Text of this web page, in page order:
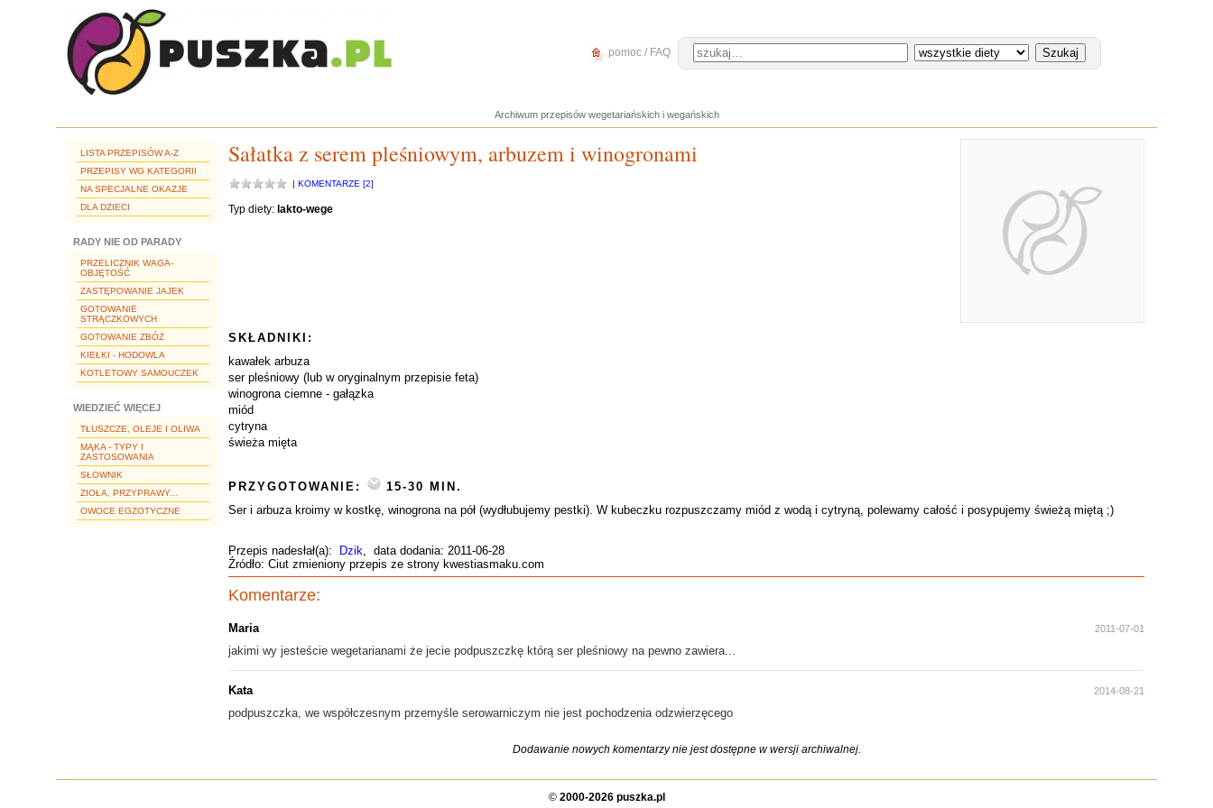
pomoc / FAQ
Archiwum przepisów wegetariańskich i wegańskich
LISTA PRZEPISÓW A-Z
PRZEPISY WG KATEGORII
NA SPECJALNE OKAZJE
DLA DZIECI
RADY NIE OD PARADY
PRZELICZNIK WAGA-
OBJĘTOŚĆ
ZASTĘPOWANIE JAJEK
GOTOWANIE
STRĄCZKOWYCH
GOTOWANIE ZBÓŻ
KIEŁKI - HODOWLA
KOTLETOWY SAMOUCZEK
WIEDZIEĆ WIĘCEJ
TŁUSZCZE, OLEJE I OLIWA
MĄKA - TYPY I
ZASTOSOWANIA
SŁOWNIK
ZIOŁA, PRZYPRAWY...
OWOCE EGZOTYCZNE
Sałatka z serem pleśniowym, arbuzem i winogronami
| KOMENTARZE [2]
Typ diety: lakto-wege
SKŁADNIKI:
kawałek arbuza
ser pleśniowy (lub w oryginalnym przepisie feta)
winogrona ciemne - gałązka
miód
cytryna
świeża mięta
PRZYGOTOWANIE:
15-30 MIN.
Ser i arbuza kroimy w kostkę, winogrona na pół (wydłubujemy pestki). W kubeczku rozpuszczamy miód z wodą i cytryną, polewamy całość i posypujemy świeżą miętą ;)
Przepis nadesłał(a): Dzik, data dodania: 2011-06-28
Źródło: Ciut zmieniony przepis ze strony kwestiasmaku.com
Komentarze:
Maria 2011-07-01
jakimi wy jesteście wegetarianami że jecie podpuszczkę którą ser pleśniowy na pewno zawiera...
Kata 2014-08-21
podpuszczka, we współczesnym przemyśle serowarniczym nie jest pochodzenia odzwierzęcego
Dodawanie nowych komentarzy nie jest dostępne w wersji archiwalnej.
© 2000-2026 puszka.pl